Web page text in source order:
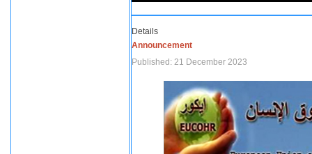
Details
Announcement
Published: 21 December 2023